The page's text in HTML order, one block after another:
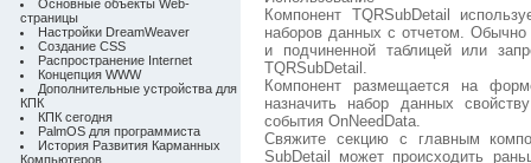
Основные объекты Web-
страницы
Настройки DreamWeaver
Создание CSS
Распространение Internet
Концепция WWW
Дополнительные устройства для
КПК
КПК сегодня
PalmOS для программиста
История Развития Карманных
Компьютеров
Компонент TQRSubDetail
наборов данных с отчетом.
и подчиненной таблицей или
TQRSubDetail.
Компонент размещается на
назначить набор данных
события OnNeedData.
Свяжите секцию с главным
SubDetail может происходить